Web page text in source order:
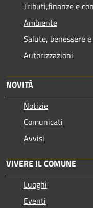
Tributi,finanze e
Ambiente
Salute, benessere
Autorizzazioni
NOVITÀ
Notizie
Comunicati
Avvisi
VIVERE IL COMUNE
Luoghi
Eventi